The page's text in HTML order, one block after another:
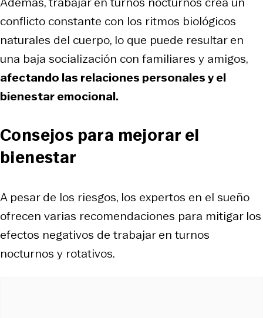
conflicto constante con los ritmos biológicos
naturales del cuerpo, lo que puede resultar en
una baja socialización con familiares y amigos,
afectando las relaciones personales y el
bienestar emocional.
Consejos para mejorar el
bienestar
A pesar de los riesgos, los expertos en el sueño
ofrecen varias recomendaciones para mitigar los
efectos negativos de trabajar en turnos
nocturnos y rotativos.